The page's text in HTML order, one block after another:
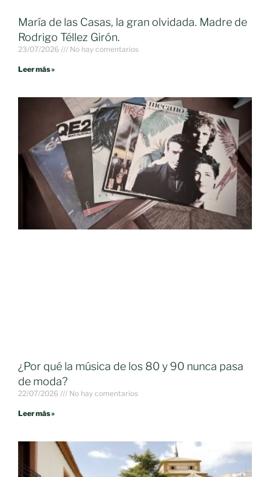
María de las Casas, la gran olvidada. Madre de
Rodrigo Téllez Girón.
23/07/2026 No hay comentarios
Leer más »
¿Por qué la música de los 80 y 90 nunca pasa
de moda?
22/07/2026 No hay comentarios
Leer más »